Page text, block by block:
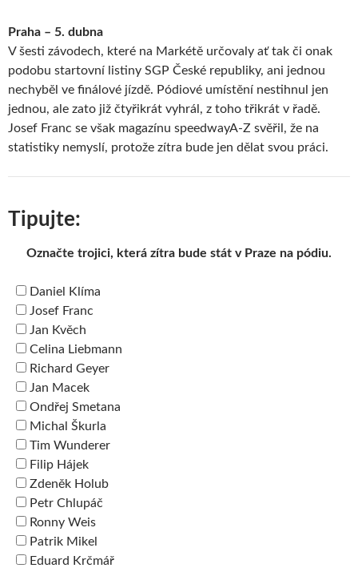
Praha – 5. dubna
V šesti závodech, které na Markétě určovaly ať tak či onak
podobu startovní listiny SGP České republiky, ani jednou
nechyběl ve finálové jízdě. Pódiové umístění nestihnul jen
jednou, ale zato již čtyřikrát vyhrál, z toho třikrát v řadě.
Josef Franc se však magazínu speedwayA-Z svěřil, že na
statistiky nemyslí, protože zítra bude jen dělat svou práci.
Tipujte:
Označte trojici, která zítra bude stát v Praze na pódiu.
Daniel Klíma
Josef Franc
Jan Kvěch
Celina Liebmann
Richard Geyer
Jan Macek
Ondřej Smetana
Michal Škurla
Tim Wunderer
Filip Hájek
Zdeněk Holub
Petr Chlupáč
Ronny Weis
Patrik Mikel
Eduard Krčmář